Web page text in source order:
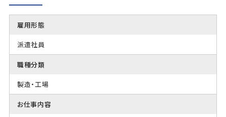
雇用形態
派遣社員
職種分類
製造・工場
お仕事内容